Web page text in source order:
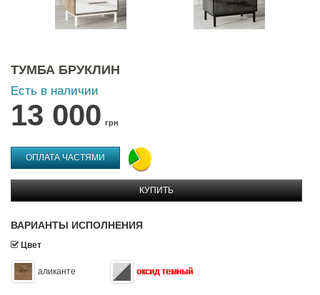
ТУМБА БРУКЛИН
Есть в наличии
13 000 грн
ОПЛАТА ЧАСТЯМИ
КУПИТЬ
ВАРИАНТЫ ИСПОЛНЕНИЯ
Цвет
аликанте оксид темный